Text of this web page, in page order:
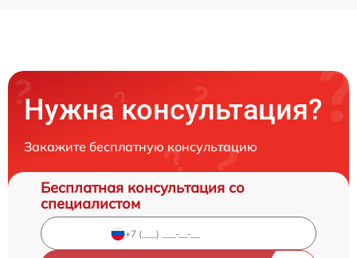
Нужна консультация?
Закажите бесплатную консультацию
Бесплатная консультация со
специалистом